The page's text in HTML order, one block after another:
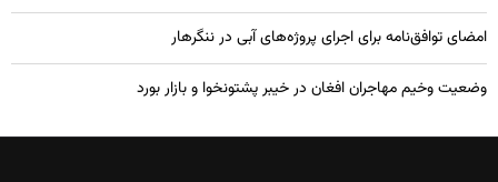
امضای توافق‌نامه برای اجرای پروژه‌های آبی در ننگرهار
وضعیت وخیم مهاجران افغان در خیبر پشتونخوا و بازار بورد